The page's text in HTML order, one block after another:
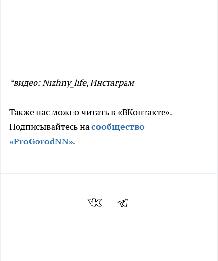
*видео: Nizhny_life, Инстаграм
Также нас можно читать в «ВКонтакте».
Подписывайтесь насообщество
«ProGorodNN».